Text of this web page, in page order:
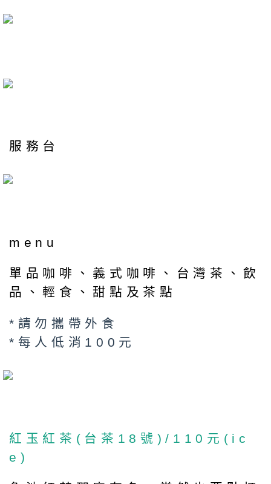
服務台
menu
單品咖啡、義式咖啡、台灣茶、飲
品、輕食、甜點及茶點
*請勿攜帶外食
*每人低消100元
紅玉紅茶(台茶18號)/110元(ic
e)